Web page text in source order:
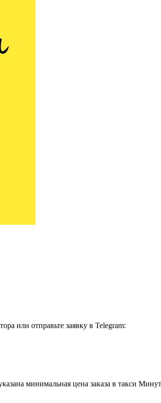
или отправьте заявку в Telegram:
минимальная цена заказа в такси